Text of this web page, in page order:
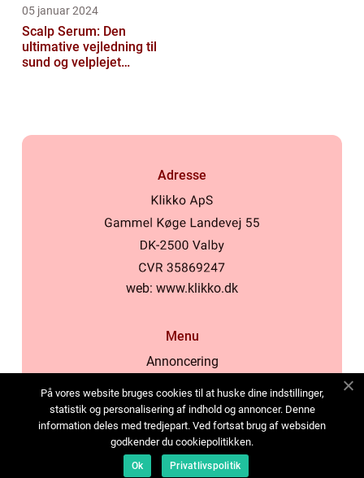
05 januar 2024
Scalp Serum: Den
ultimative vejledning til
sund og velplejet
Adresse
web: www.klikko.dk
Menu
Annoncering
Cookies
Kontakt os
Sitemap
På vores website bruges cookies til at huske dine indstillinger,
statistik og personalisering af indhold og annoncer. Denne
information deles med tredjepart. Ved fortsat brug af websiden
godkender du cookiepolitikken.
Ok Privatlivspolitik